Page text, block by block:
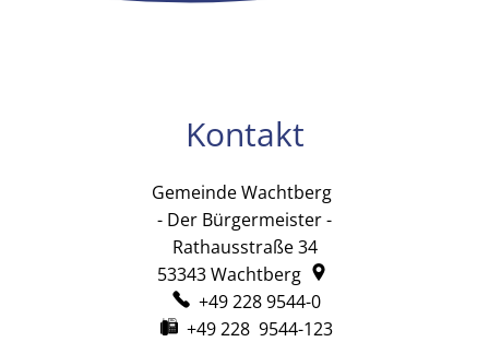
Kontakt
Gemeinde Wachtberg
- Der Bürgermeister -
Rathausstraße 34
53343Wachtberg
+49 228 9544-0
+49 228 9544-123